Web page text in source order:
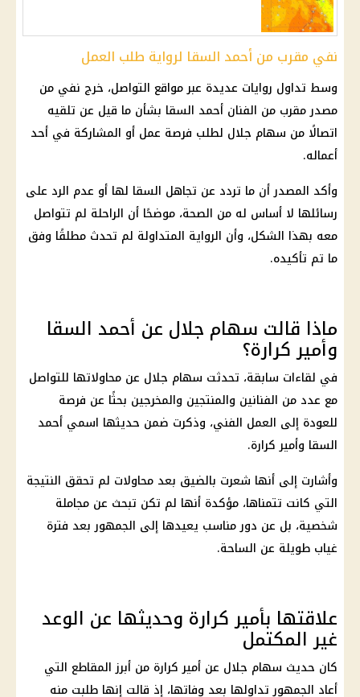
نفي مقرب من أحمد السقا لرواية طلب العمل
وسط تداول روايات عديدة عبر مواقع التواصل، خرج نفي من
مصدر مقرب من الفنان أحمد السقا بشأن ما قيل عن تلقيه
اتصالًا من سهام جلال لطلب فرصة عمل أو المشاركة في أحد
أعماله.
وأكد المصدر أن ما تردد عن تجاهل السقا لها أو عدم الرد على
رسائلها لا أساس له من الصحة، موضحًا أن الراحلة لم تتواصل
معه بهذا الشكل، وأن الرواية المتداولة لم تحدث مطلقًا وفق
ما تم تأكيده.
ماذا قالت سهام جلال عن أحمد السقا
وأمير كرارة؟
في لقاءات سابقة، تحدثت سهام جلال عن محاولاتها للتواصل
مع عدد من الفنانين والمنتجين والمخرجين بحثًا عن فرصة
للعودة إلى العمل الفني، وذكرت ضمن حديثها اسمي أحمد
السقا وأمير كرارة.
وأشارت إلى أنها شعرت بالضيق بعد محاولات لم تحقق النتيجة
التي كانت تتمناها، مؤكدة أنها لم تكن تبحث عن مجاملة
شخصية، بل عن دور مناسب يعيدها إلى الجمهور بعد فترة
غياب طويلة عن الساحة.
علاقتها بأمير كرارة وحديثها عن الوعد
غير المكتمل
كان حديث سهام جلال عن أمير كرارة من أبرز المقاطع التي
أعاد الجمهور تداولها بعد وفاتها، إذ قالت إنها طلبت منه